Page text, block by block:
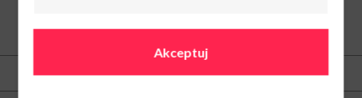
Kontakt
Akceptuj